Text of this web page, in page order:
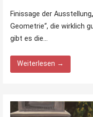
Finissage der
Geometrie“, die wirklich
gibt es die…
Weiterlesen →